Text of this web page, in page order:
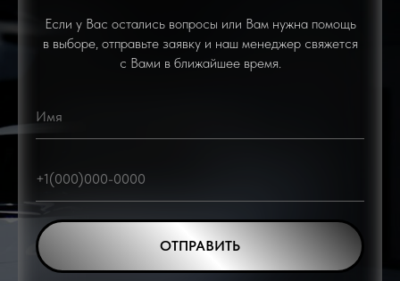
Если у Вас остались вопросы или Вам нужна помощь
в выборе, отправьте заявку и наш менеджер свяжется
с Вами в ближайшее время.
ОТПРАВИТЬ